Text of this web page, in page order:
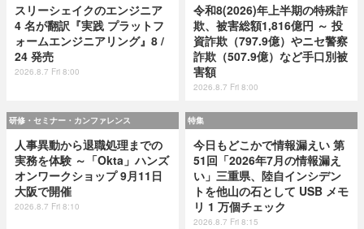
スリーシェイクのエンジニア
4 名が翻訳『実践 プラットフ
ォームエンジニアリング』8 /
24 発売
2026.8.7 Fri 8:00
令和8(2026)年上半期の特殊詐
欺、被害総額1,816億円 ～ 投
資詐欺（797.9億）やニセ警察
詐欺（507.9億）など手口別被
害額
2026.8.7 Fri 8:00
研修・セミナー・カンファレンス
人事異動から退職処理までの
実務を体験 ～「Okta」ハンズ
オンワークショップ 9月11日
大阪で開催
2026.8.7 Fri 8:10
特集
今日もどこかで情報漏えい 第
51回「2026年7月の情報漏え
い」三重県、陸自インシデン
トを他山の石として USB メモ
リ 1 万個チェック
2026.8.7 Fri 8:15